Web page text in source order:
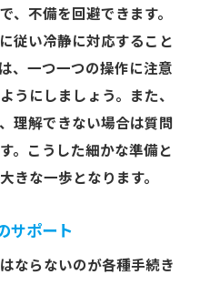
、不備を回避できます。
従い冷静に対応すること
、一つ一つの操作に注意
うにしましょう。また、
理解できない場合は質問
。こうした細かな準備と
きな一歩となります。
サポート
ならないのが各種手続き